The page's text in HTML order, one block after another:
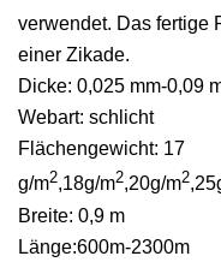
verwendet. Das fertige
einer Zikade.
Dicke: 0,025 mm-0,09
Webart: schlicht
Flächengewicht: 17
g/m2,18g/m2,20g/m2
Breite: 0,9 m
Länge:600m-2300m